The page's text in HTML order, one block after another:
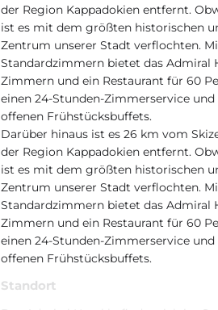
der Region Kappadokien entfernt.
ist es mit dem größten historischen
Zentrum unserer Stadt verflochten.
Standardzimmern bietet das Admiral
Zimmern und ein Restaurant für 60
einen 24-Stunden-Zimmerservice
offenen Frühstücksbuffets.
Darüber hinaus ist es 26 km vom
der Region Kappadokien entfernt.
ist es mit dem größten historischen
Zentrum unserer Stadt verflochten.
Standardzimmern bietet das Admiral
Zimmern und ein Restaurant für 60
einen 24-Stunden-Zimmerservice
offenen Frühstücksbuffets.
Standort